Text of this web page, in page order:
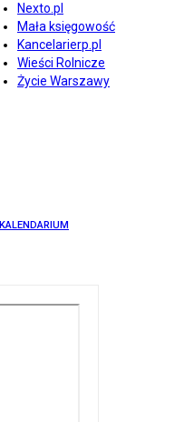
Nexto.pl
Mała księgowość
Kancelarierp.pl
Wieści Rolnicze
Życie Warszawy
KALENDARIUM